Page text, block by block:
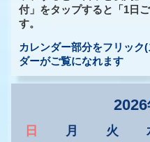
付」をタップすると「1日
す。
カレンダー部分をフリック
ダーがご覧になれます
2026
日 月 火